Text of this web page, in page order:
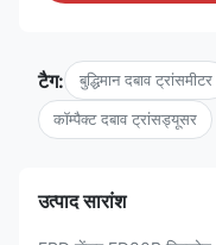
टैग: बुद्धिमान दबाव ट्रांसमीटर
कॉम्पैक्ट दबाव ट्रांसड्यूसर
उत्पाद सारांश